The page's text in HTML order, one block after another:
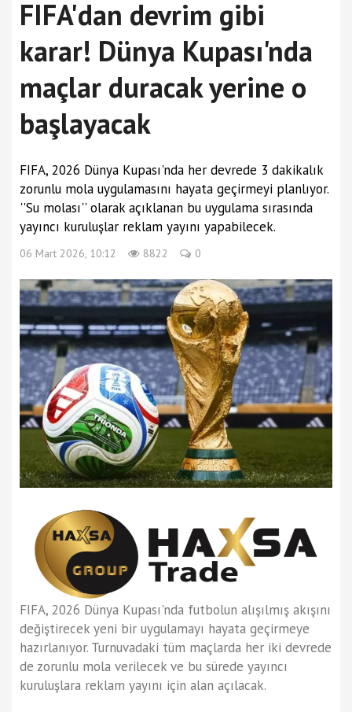
FIFA'dan devrim gibi
karar! Dünya Kupası'nda
maçlar duracak yerine o
başlayacak
FIFA, 2026 Dünya Kupası'nda her devrede 3 dakikalık
zorunlu mola uygulamasını hayata geçirmeyi planlıyor.
''Su molası'' olarak açıklanan bu uygulama sırasında
yayıncı kuruluşlar reklam yayını yapabilecek.
06 Mart 2026, 10:12 8822 0
FIFA, 2026 Dünya Kupası'nda futbolun alışılmış akışını
değiştirecek yeni bir uygulamayı hayata geçirmeye
hazırlanıyor. Turnuvadaki tüm maçlarda her iki devrede
de zorunlu mola verilecek ve bu sürede yayıncı
kuruluşlara reklam yayını için alan açılacak.